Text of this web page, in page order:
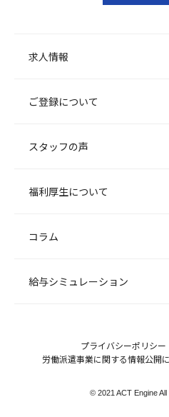
求人情報
ご登録について
スタッフの声
福利厚生について
コラム
給与シミュレーション
プライバシーポリシー
労働派遣事業に関する情報公開
© 2021 ACT Engine